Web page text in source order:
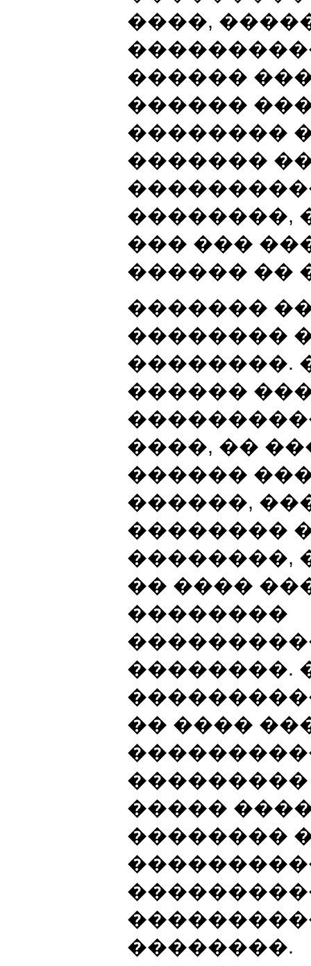
����,
������
������
��������
�������
��������,
��� ���
������ ��
�������
��������
��������.
������
����, ��
������
������,
��������
��������,
�� ����
��������
��������.
�� ����
���������
�����
��������
��������.